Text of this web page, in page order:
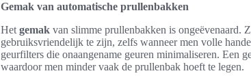
Gemak van automatische prullenbakken
Het gemak van slimme prullenbakken is ongeëvenaard.
gebruiksvriendelijk te zijn, zelfs wanneer men volle
geurfilters die onaangename geuren minimaliseren. Een
waardoor men minder vaak de prullenbak hoeft te legen.